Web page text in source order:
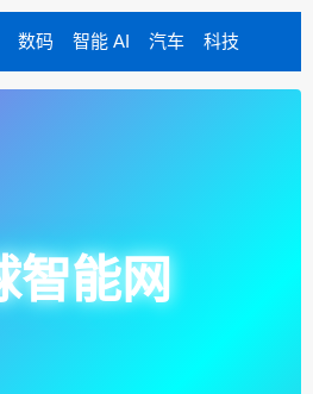
数码 智能 AI 汽车 科技
智能网